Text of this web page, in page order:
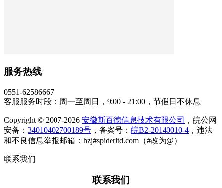
服务热线
0551-62586667
客服服务时段：周一至周日，9:00 - 21:00，节假日不休息
Copyright © 2007-2026 安徽斯百德信息技术有限公司
，皖公网
安备： 34010402700189号 ，备案号： 皖B2-20140010-4 ，违法
和不良信息举报邮箱：hzj#spiderltd.com（#改为@）
联系我们
联系我们